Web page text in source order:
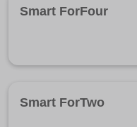
Smart ForFour
Smart ForTwo